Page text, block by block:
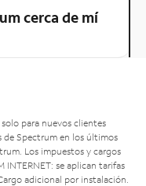
cerca de mí
para nuevos clientes
de Spectrum en los últimos
Los impuestos y cargos
INTERNET: se aplican tarifas
adicional por instalación.